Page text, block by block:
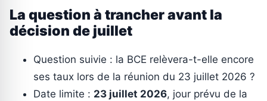
La question à trancher avant la
décision de juillet
Question suivie : la BCE relèvera-t-elle encore
ses taux lors de la réunion du 23 juillet 2026 ?
Date limite : 23 juillet 2026, jour prévu de la